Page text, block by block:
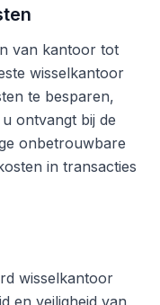
van kantoor tot
wisselkantoor
te besparen,
ontvangt bij de
onbetrouwbare
in transacties
wisselkantoor
en veiligheid van